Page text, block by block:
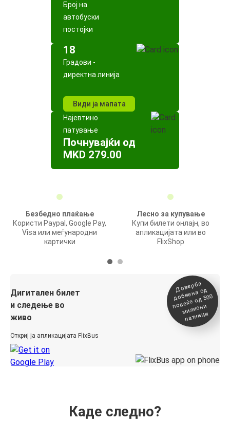
Број на
автобуски
постојки
18
Градови -
директна линија
Види ја мапата
Најевтино
патување
Почнувајќи од
MKD 279.00
Безбедно плаќање
Користи Paypal, Google Pay,
Visa или меѓународни
картички
Лесно за купување
Купи билети онлајн, во
апликацијата или во
FlixShop
Дигитален билет
и следење во
живо
Откриј ја апликацијата FlixBus
Доверба
добиена о
д
повеќе о
д 500
милиони
патници
Каде следно?